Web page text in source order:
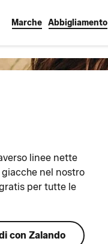
Marche Abbigliamento
linee nette
nel nostro
per tutte le
con Zalando